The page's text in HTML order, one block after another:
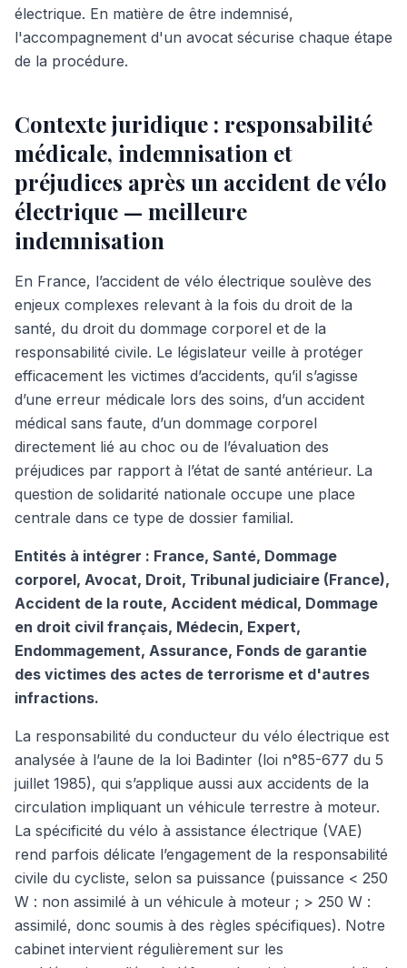
électrique. En matière de être indemnisé,
l'accompagnement d'un avocat sécurise chaque étape
de la procédure.
Contexte juridique : responsabilité
médicale, indemnisation et
préjudices après un accident de vélo
électrique — meilleure
indemnisation
En France, l’accident de vélo électrique soulève des
enjeux complexes relevant à la fois du droit de la
santé, du droit du dommage corporel et de la
responsabilité civile. Le législateur veille à protéger
efficacement les victimes d’accidents, qu’il s’agisse
d’une erreur médicale lors des soins, d’un accident
médical sans faute, d’un dommage corporel
directement lié au choc ou de l’évaluation des
préjudices par rapport à l’état de santé antérieur. La
question de solidarité nationale occupe une place
centrale dans ce type de dossier familial.
Entités à intégrer : France, Santé, Dommage
corporel, Avocat, Droit, Tribunal judiciaire (France),
Accident de la route, Accident médical, Dommage
en droit civil français, Médecin, Expert,
Endommagement, Assurance, Fonds de garantie
des victimes des actes de terrorisme et d'autres
infractions.
La responsabilité du conducteur du vélo électrique est
analysée à l’aune de la loi Badinter (loi n°85-677 du 5
juillet 1985), qui s’applique aussi aux accidents de la
circulation impliquant un véhicule terrestre à moteur.
La spécificité du vélo à assistance électrique (VAE)
rend parfois délicate l’engagement de la responsabilité
civile du cycliste, selon sa puissance (puissance < 250
W : non assimilé à un véhicule à moteur ; > 250 W :
assimilé, donc soumis à des règles spécifiques). Notre
cabinet intervient régulièrement sur les